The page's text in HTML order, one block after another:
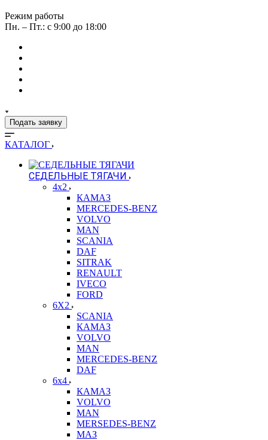
Режим работы
Пн. – Пт.: с 9:00 до 18:00
Подать заявку
КАТАЛОГ
СЕДЕЛЬНЫЕ ТЯГАЧИ
4x2
КАМАЗ
MERCEDES-BENZ
VOLVO
MAN
SCANIA
DAF
SITRAK
RENAULT
IVECO
FORD
6X2
SCANIA
КАМАЗ
VOLVO
MAN
MERCEDES-BENZ
DAF
6x4
КАМАЗ
VOLVO
MAN
MERSEDES-BENZ
МАЗ